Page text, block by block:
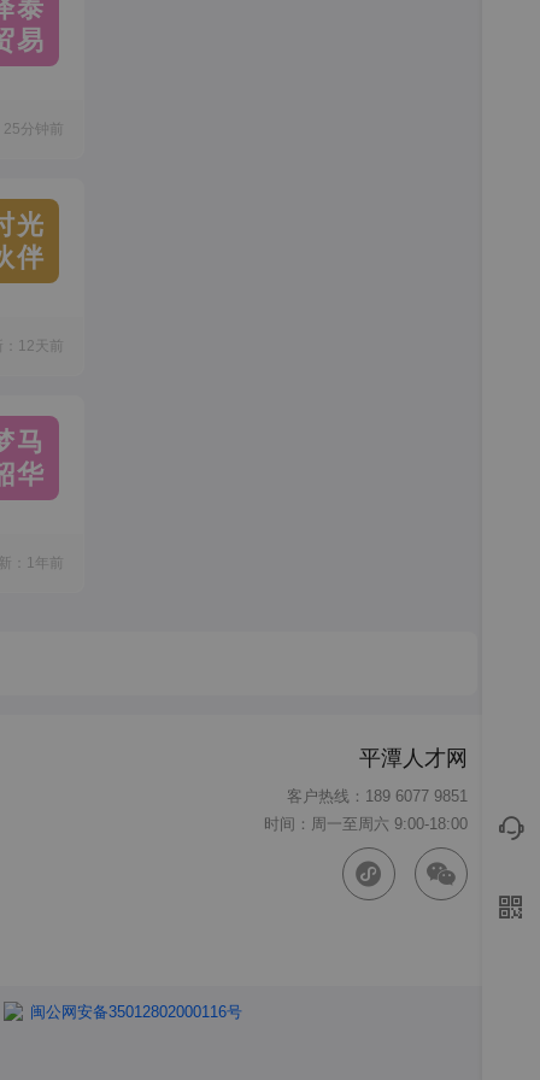
泰
易
分钟前
光
伴
12天前
马
华
：1年前
平潭人才网
客户热线：189 6077 9851
时间：周一至周六 9:00-18:00
闽公网安备35012802000116号